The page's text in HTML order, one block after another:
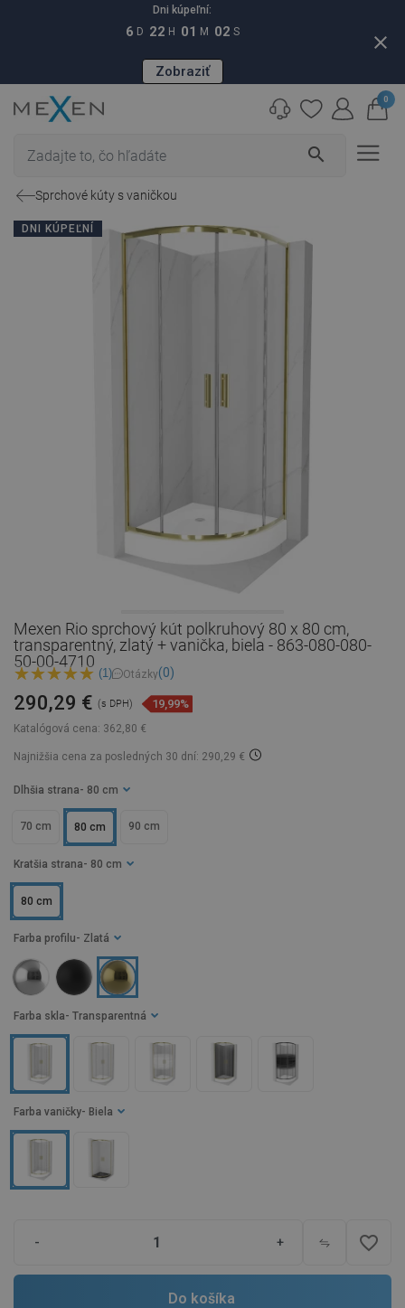
Dni kúpeľní:
6 D 22 H 01 M 01 S
Zobraziť
close
search
0
Sprchové kúty s vaničkou
DNI KÚPEĽNÍ
Mexen Rio sprchový kút polkruhový 80 x 80 cm,
transparentný, zlatý + vanička, biela - 863-080-080-
50-00-4710
(1) Otázky(0)
Katalógová cena: 362,80 €
290,29 € (s DPH) 19,99%
Najnižšia cena za posledných 30 dní: 290,29 €
Dlhšia strana - 80 cm
70 cm 80 cm 90 cm
Kratšia strana - 80 cm
80 cm
Farba skla - Transparentná
Farba profilu - Zlatá
Farba vaničky - Biela
- + favorite_border
Do košíka